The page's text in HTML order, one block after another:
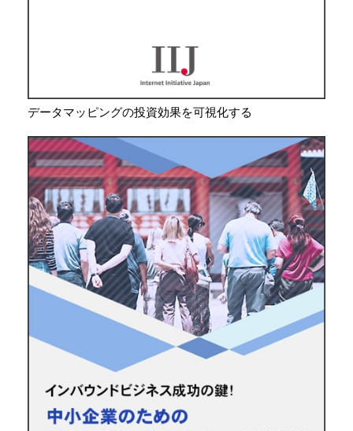
データマッピングの投資効果を可視化する